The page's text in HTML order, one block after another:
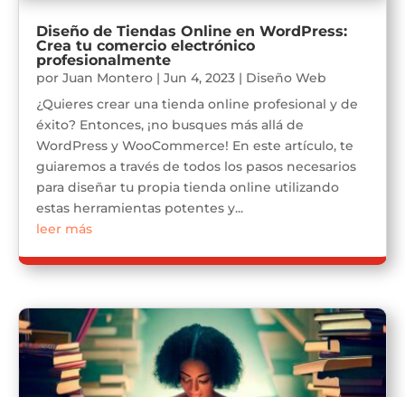
Diseño de Tiendas Online en WordPress:
Crea tu comercio electrónico
profesionalmente
porJuan Montero |Jun 4, 2023 | Diseño Web
¿Quieres crear una tienda online profesional y de
éxito? Entonces, ¡no busques más allá de
WordPress y WooCommerce! En este artículo, te
guiaremos a través de todos los pasos necesarios
para diseñar tu propia tienda online utilizando
estas herramientas potentes y...
leer más